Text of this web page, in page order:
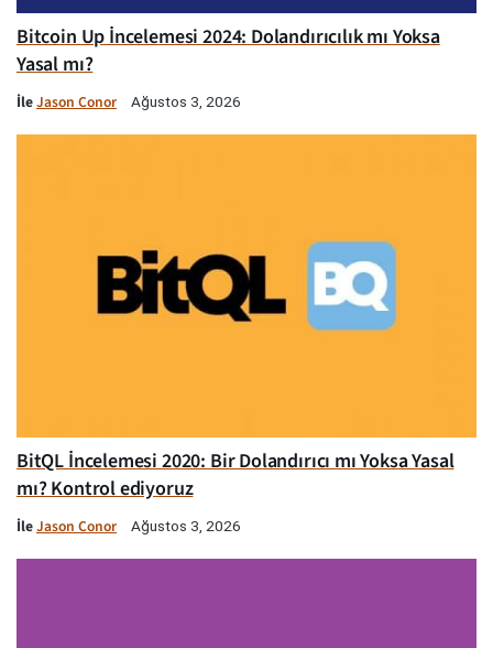
Bitcoin Up İncelemesi 2024: Dolandırıcılık mı Yoksa
Yasal mı?
İleJason Conor Ağustos 3, 2026
BitQL İncelemesi 2020: Bir Dolandırıcı mı Yoksa Yasal
mı? Kontrol ediyoruz
İleJason Conor Ağustos 3, 2026